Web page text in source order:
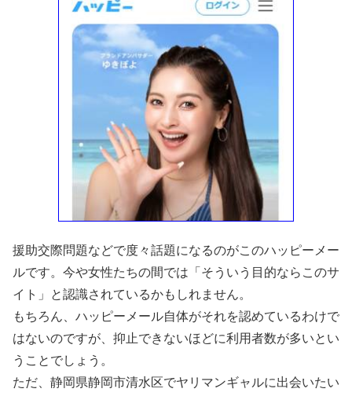
援助交際問題などで度々話題になるのがこのハッピーメー
ルです。今や女性たちの間では「そういう目的ならこのサ
イト」と認識されているかもしれません。
もちろん、ハッピーメール自体がそれを認めているわけで
はないのですが、抑止できないほどに利用者数が多いとい
うことでしょう。
ただ、静岡県静岡市清水区でヤリマンギャルに出会いたい